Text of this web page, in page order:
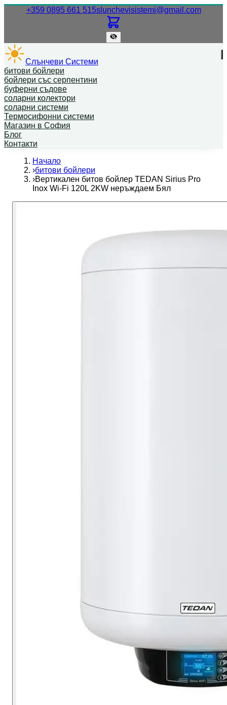
+359 0895 661 515Нашият телефонен номер.
slunchevisistemi@gmail.com
Слънчеви Системи
битови бойлери
бойлери със серпентини
буферни съдове
соларни колектори
соларни системи
Термосифонни системи
Магазин в София
Блог
Контакти
Начало
›битови бойлери
›Вертикален битов бойлер TEDAN Sirius Pro
Inox Wi-Fi 120L 2KW неръждаем Бял